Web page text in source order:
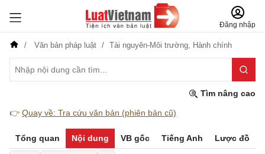
Đăng nhập
Văn bản pháp luật Tài nguyên-Môi trường, Hành chính
Tìm nâng cao
👉 Quay về: Tra cứu văn bản (phiên bản cũ)
Tổng quan Nội dung VB gốc Tiếng Anh Lược đồ